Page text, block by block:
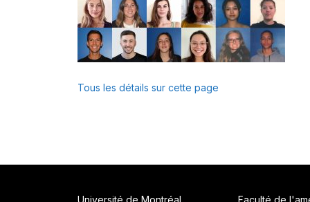
Tous les détails sur cette page